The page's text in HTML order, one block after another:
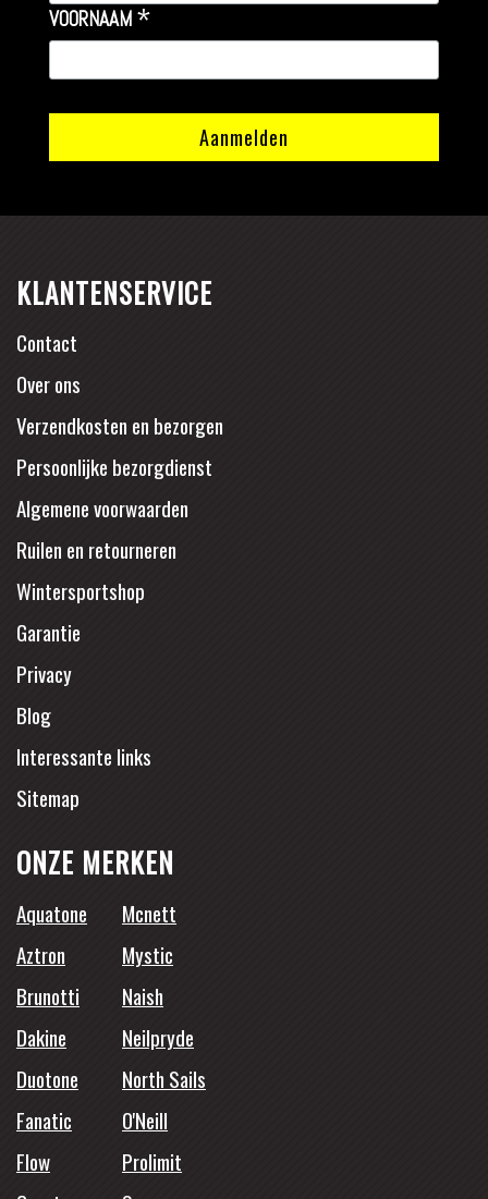
VOORNAAM *
KLANTENSERVICE
Contact
Over ons
Verzendkosten en bezorgen
Persoonlijke bezorgdienst
Algemene voorwaarden
Ruilen en retourneren
Wintersportshop
Garantie
Privacy
Blog
Interessante links
Sitemap
ONZE MERKEN
Aquatone
Mcnett
Aztron
Mystic
Brunotti
Naish
Dakine
Neilpryde
Duotone
North Sails
Fanatic
O'Neill
Flow
Prolimit